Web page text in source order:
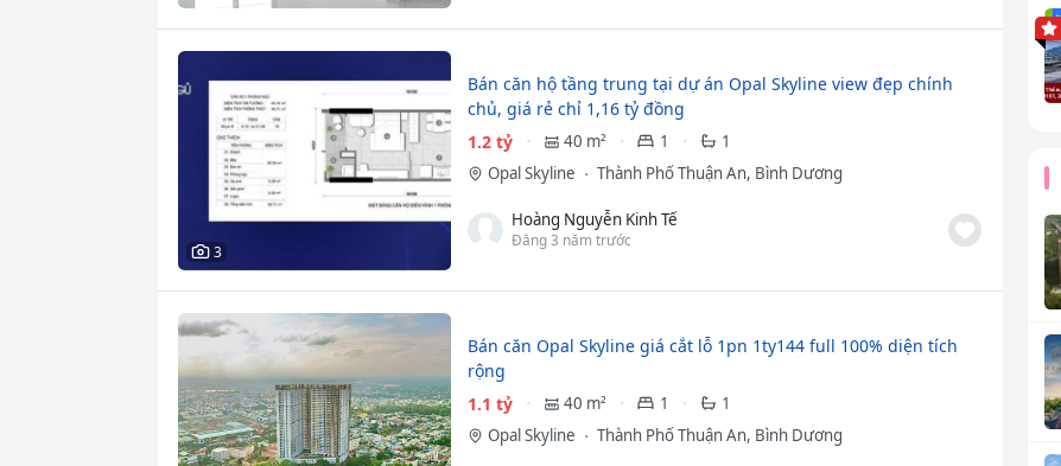
3
Bán căn hộ tầng trung tại dự án Opal Skyline view đẹp chính
chủ, giá rẻ chỉ 1,16 tỷ đồng
1.2 tỷ
40 m² 1
1
Opal Skyline
Thành Phố Thuận An, Bình Dương
Hoàng Nguyễn Kinh Tế
Đăng 3 năm trước
Bán căn Opal Skyline giá cắt lỗ 1pn 1ty144 full 100% diện tích
rộng
1.1 tỷ
40 m² 1
1
Opal Skyline
Thành Phố Thuận An, Bình Dương